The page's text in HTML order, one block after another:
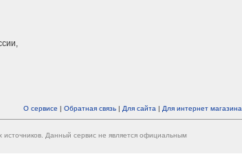
О сервисе | Обратная связь | Для сайта | Для интернет магазина
Данный сервис не является официальным